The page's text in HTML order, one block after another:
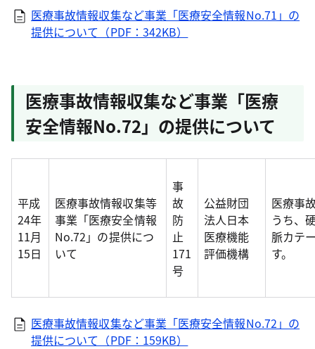
医療事故情報収集など事業「医療安全情報No.71」の
提供について（PDF：342KB）
医療事故情報収集など事業「医療
安全情報No.72」の提供について
平成
24年
11月
15日
医療事故情報収集等
事業「医療安全情報
No.72」の提供につ
いて
事
故
防
止
171
号
公益財団
法人日本
医療機能
評価機構
医療事
うち、
脈カテ
す。
医療事故情報収集など事業「医療安全情報No.72」の
提供について（PDF：159KB）